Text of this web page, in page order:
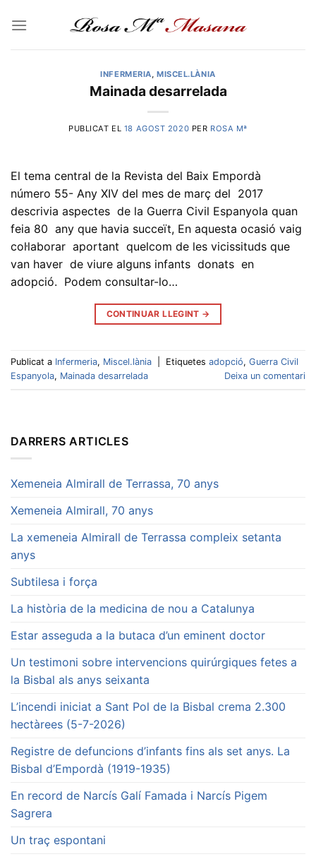
INFERMERIA, MISCEL.LÀNIA
Mainada desarrelada
PUBLICAT EL 18 AGOST 2020 PER ROSA Mª
El tema central de la Revista del Baix Empordà
número 55- Any XIV del mes de març del 2017
descrivia aspectes de la Guerra Civil Espanyola quan
feia 80 any que havia succeït, En aquesta ocasió vaig
col·laborar aportant quelcom de les vicissituds que
van haver de viure alguns infants donats en
adopció. Podem consultar-lo…
CONTINUAR LLEGINT →
Publicat a Infermeria, Miscel.lània Etiquetes adopció, Guerra Civil
Espanyola, Mainada desarrelada Deixa un comentari
DARRERS ARTICLES
Xemeneia Almirall de Terrassa, 70 anys
Xemeneia Almirall, 70 anys
La xemeneia Almirall de Terrassa compleix setanta
anys
Subtilesa i força
La història de la medicina de nou a Catalunya
Estar asseguda a la butaca d’un eminent doctor
Un testimoni sobre intervencions quirúrgiques fetes a
la Bisbal als anys seixanta
L’incendi iniciat a Sant Pol de la Bisbal crema 2.300
hectàrees (5-7-2026)
Registre de defuncions d’infants fins als set anys. La
Bisbal d’Empordà (1919-1935)
En record de Narcís Galí Famada i Narcís Pigem
Sagrera
Un traç espontani